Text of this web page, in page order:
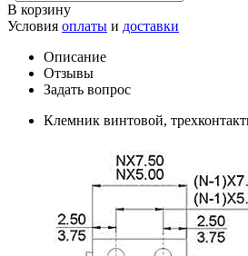
В корзину
Условия оплаты и доставки
Описание
Отзывы
Задать вопрос
Клемник винтовой,